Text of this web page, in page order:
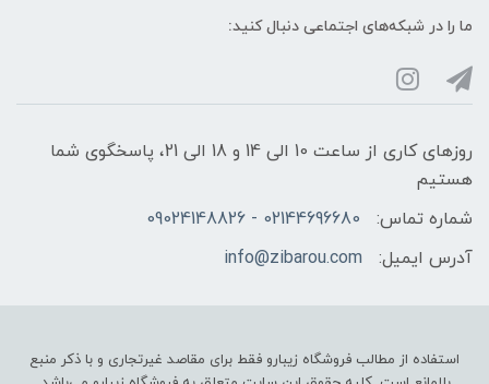
ما را در شبکه‌های اجتماعی دنبال کنید:
روزهای کاری از ساعت 10 الی 14 و 18 الی 21، پاسخگوی شما
هستیم
شماره تماس:
02144696680 - 09024148826
آدرس ایمیل:
info@zibarou.com
استفاده از مطالب فروشگاه زیبارو فقط برای مقاصد غیرتجاری و با ذکر منبع